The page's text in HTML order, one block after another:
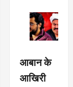
आबान के
आखिरी